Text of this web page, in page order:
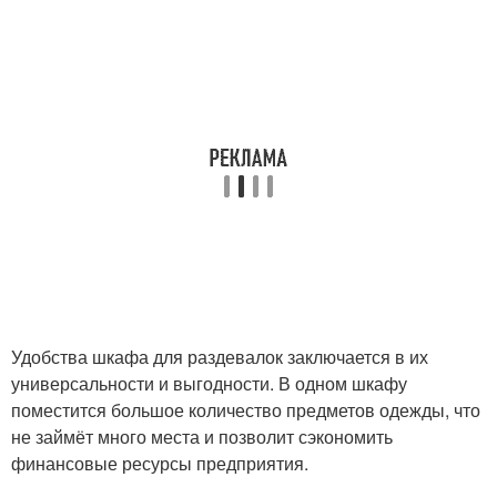
Удобства шкафа для раздевалок заключается в их
универсальности и выгодности. В одном шкафу
поместится большое количество предметов одежды, что
не займёт много места и позволит сэкономить
финансовые ресурсы предприятия.